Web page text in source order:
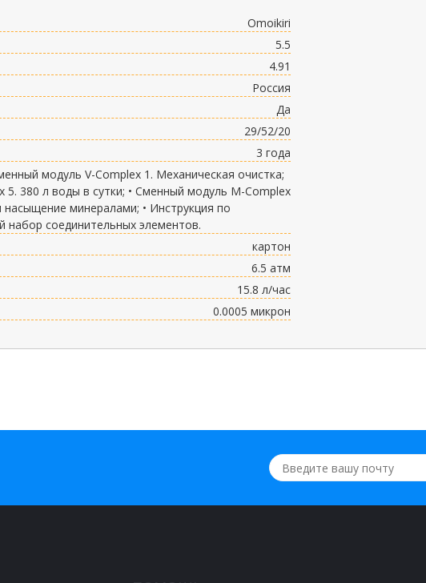
Omoikiri
5.5
4.91
Россия
Да
29/52/20
3 года
модуль V-Complex 1. Механическая очистка;
380 л воды в сутки; • Сменный модуль М-Complex
минералами; • Инструкция по
набор соединительных элементов.
картон
6.5 атм
15.8 л/час
0.0005 микрон